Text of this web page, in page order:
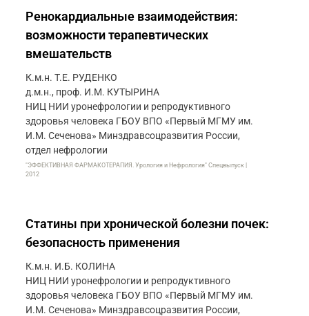
Ренокардиальные взаимодействия:
возможности терапевтических
вмешательств
К.м.н. Т.Е. РУДЕНКО
д.м.н., проф. И.М. КУТЫРИНА
НИЦ НИИ уронефрологии и репродуктивного
здоровья человека ГБОУ ВПО «Первый МГМУ им.
И.М. Сеченова» Минздравсоцразвития России,
отдел нефрологии
"ЭФФЕКТИВНАЯ ФАРМАКОТЕРАПИЯ. Урология и Нефрология" Спецвыпуск |
2012
Статины при хронической болезни почек:
безопасность применения
К.м.н. И.Б. КОЛИНА
НИЦ НИИ уронефрологии и репродуктивного
здоровья человека ГБОУ ВПО «Первый МГМУ им.
И.М. Сеченова» Минздравсоцразвития России,